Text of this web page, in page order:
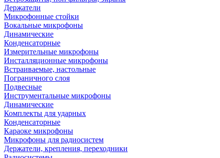
Держатели
Микрофонные стойки
Вокальные микрофоны
Динамические
Конденсаторные
Измерительные микрофоны
Инсталляционные микрофоны
Встраиваемые, настольные
Пограничного слоя
Подвесные
Инструментальные микрофоны
Динамические
Комплекты для ударных
Конденсаторные
Караоке микрофоны
Микрофоны для радиосистем
Держатели, крепления, переходники